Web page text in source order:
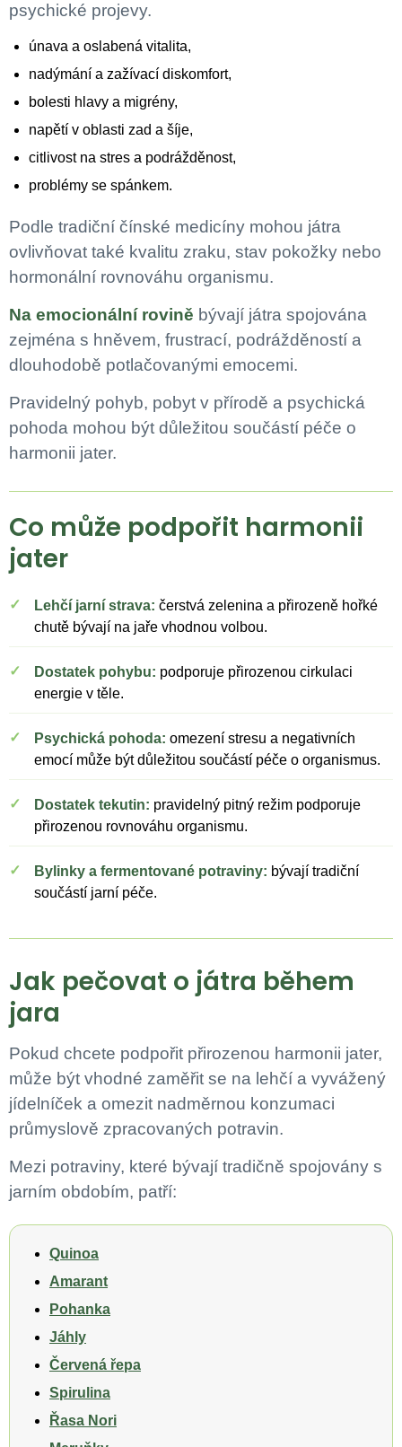
psychické projevy.
únava a oslabená vitalita,
nadýmání a zažívací diskomfort,
bolesti hlavy a migrény,
napětí v oblasti zad a šíje,
citlivost na stres a podrážděnost,
problémy se spánkem.
Podle tradiční čínské medicíny mohou játra
ovlivňovat také kvalitu zraku, stav pokožky nebo
hormonální rovnováhu organismu.
Na emocionální rovině bývají játra spojována
zejména s hněvem, frustrací, podrážděností a
dlouhodobě potlačovanými emocemi.
Pravidelný pohyb, pobyt v přírodě a psychická
pohoda mohou být důležitou součástí péče o
harmonii jater.
Co může podpořit harmonii
jater
Lehčí jarní strava: čerstvá zelenina a přirozeně hořké
chutě bývají na jaře vhodnou volbou.
Dostatek pohybu: podporuje přirozenou cirkulaci
energie v těle.
Psychická pohoda: omezení stresu a negativních
emocí může být důležitou součástí péče o organismus.
Dostatek tekutin: pravidelný pitný režim podporuje
přirozenou rovnováhu organismu.
Bylinky a fermentované potraviny: bývají tradiční
součástí jarní péče.
Jak pečovat o játra během
jara
Pokud chcete podpořit přirozenou harmonii jater,
může být vhodné zaměřit se na lehčí a vyvážený
jídelníček a omezit nadměrnou konzumaci
průmyslově zpracovaných potravin.
Mezi potraviny, které bývají tradičně spojovány s
jarním obdobím, patří:
Quinoa
Amarant
Pohanka
Jáhly
Červená řepa
Spirulina
Řasa Nori